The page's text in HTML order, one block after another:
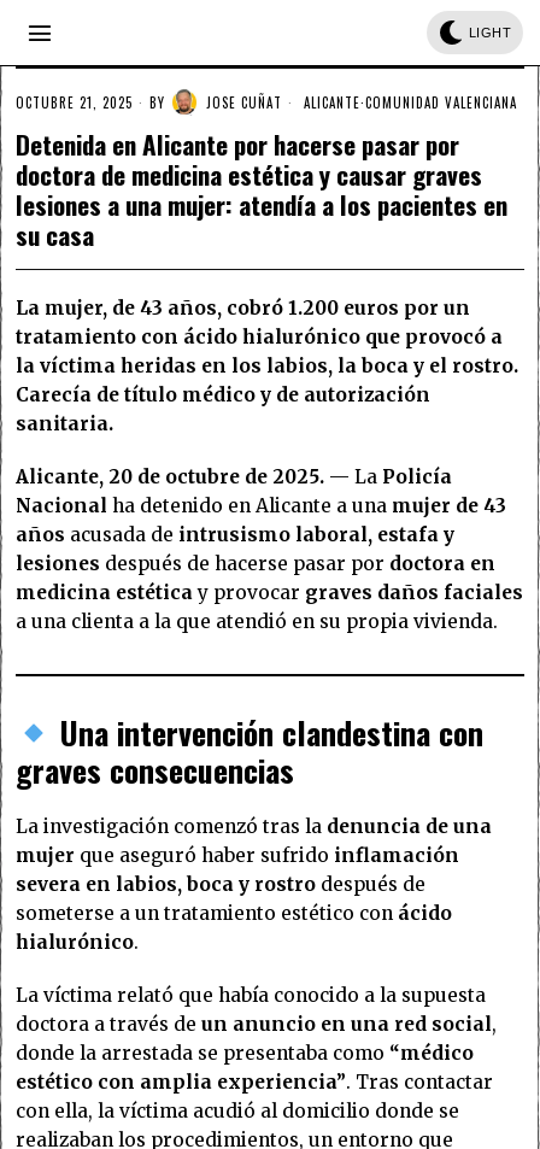
LIGHT
OCTUBRE 21, 2025 BY JOSE CUÑAT ALICANTE·COMUNIDAD VALENCIANA
Detenida en Alicante por hacerse pasar por
doctora de medicina estética y causar graves
lesiones a una mujer: atendía a los pacientes en
su casa
La mujer, de 43 años, cobró 1.200 euros por un
tratamiento con ácido hialurónico que provocó a
la víctima heridas en los labios, la boca y el rostro.
Carecía de título médico y de autorización
sanitaria.
Alicante, 20 de octubre de 2025. — La Policía
Nacional ha detenido en Alicante a una mujer de 43
años acusada de intrusismo laboral, estafa y
lesiones después de hacerse pasar por doctora en
medicina estéticay provocar graves daños faciales
a una clienta a la que atendió en su propia vivienda.
Una intervención clandestina con
graves consecuencias
La investigación comenzó tras la denuncia de una
mujer que aseguró haber sufrido inflamación
severa en labios, boca y rostro después de
someterse a un tratamiento estético con ácido
hialurónico.
La víctima relató que había conocido a la supuesta
doctora a través deun anuncio en una red social,
donde la arrestada se presentaba como “médico
estético con amplia experiencia”. Tras contactar
con ella, la víctima acudió al domicilio donde se
realizaban los procedimientos, un entorno que